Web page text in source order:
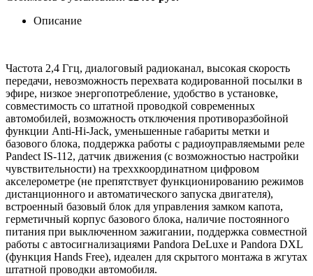
Описание
Частота 2,4 Ггц, диалоговый радиоканал, высокая скорость
передачи, невозможность перехвата кодированной посылки в
эфире, низкое энергопотребление, удобство в установке,
совместимость со штатной проводкой современных
автомобилей, возможность отключения противоразбойной
функции Anti-Hi-Jack, уменьшенные габариты метки и
базового блока, поддержка работы с радиоуправляемыми реле
Pandect IS-112, датчик движения (с возможностью настройки
чувствительности) на треххкоординатном цифровом
акселерометре (не препятствует функционированию режимов
дистанционного и автоматического запуска двигателя),
встроенный базовый блок для управления замком капота,
герметичный корпус базового блока, наличие постоянного
питания при выключенном зажигании, поддержка совместной
работы с автосигнализациями Pandora DeLuxe и Pandora DXL
(функция Hands Free), идеален для скрытого монтажа в жгутах
штатной проводки автомобиля.